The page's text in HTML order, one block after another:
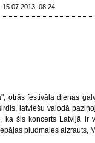
15.07.2013. 08:24
otrās festivāla dienas
latviešu valodā
ka šis koncerts Latvijā ir
pludmales aizrauts,